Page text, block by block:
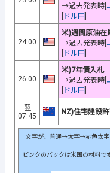
→過去発表時[
ドル円
24:00
米)週間原油在
→過去発表時[
ドル円
26:00
米)7年債入札
→過去発表時[
ドル円
翌
07:45
NZ)住宅建設
文字が、普通→太字→赤色太字
ピンクのバックは米国の材料で